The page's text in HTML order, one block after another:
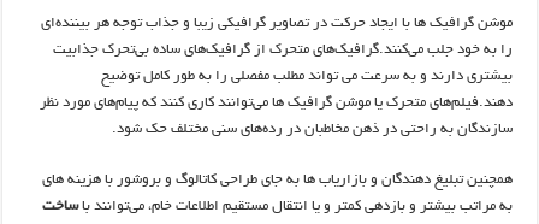
موشن‌ گرافیک‌ ها با ایجاد حرکت در تصاویر گرافیکی زیبا و جذاب توجه هر بیننده‌ای
را به خود جلب می‌کنند.گرافیک‌های متحرک از گرافیک‌های ساده بی‌تحرک جذابیت
بیشتری دارند و به سرعت می تواند مطلب مفصلی را به طور کامل توضیح
دهند.فیلم‌های متحرک یا موشن‌ گرافیک‌ ها می‌توانند کاری کنند که پیام‌های مورد نظر
سازندگان به راحتی در ذهن مخاطبان در رده‌های سنی مختلف حک شود.
همچنین تبلیغ دهندگان و بازاریاب ها به جای طراحی کاتالوگ‌ و بروشور با هزینه های
به مراتب بیشتر و بازدهی کمتر و یا انتقال مستقیم اطلاعات خام، می‌توانند باساخت